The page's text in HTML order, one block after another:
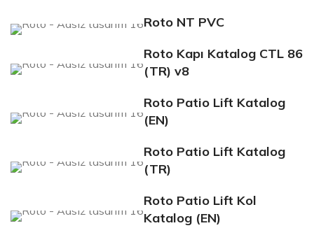
Roto NT PVC
Roto Kapı Katalog CTL 86
(TR) v8
Roto Patio Lift Katalog
(EN)
Roto Patio Lift Katalog
(TR)
Roto Patio Lift Kol
Katalog (EN)